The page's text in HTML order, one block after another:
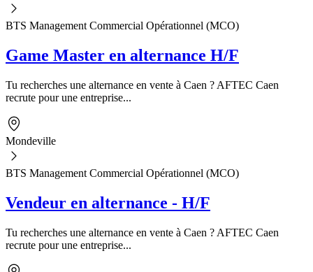
BTS Management Commercial Opérationnel (MCO)
Game Master en alternance H/F
Tu recherches une alternance en vente à Caen ? AFTEC Caen
recrute pour une entreprise...
Mondeville
BTS Management Commercial Opérationnel (MCO)
Vendeur en alternance - H/F
Tu recherches une alternance en vente à Caen ? AFTEC Caen
recrute pour une entreprise...